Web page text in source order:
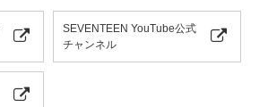
SEVENTEEN YouTube公式
チャンネル